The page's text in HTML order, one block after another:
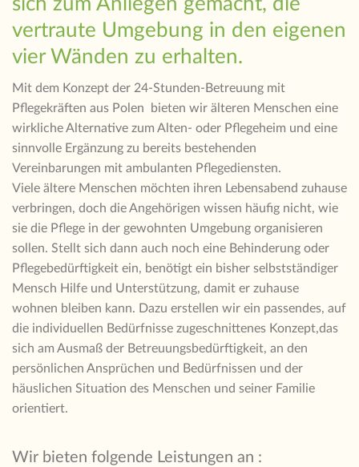
vertraute Umgebung in den eigenen
vier Wänden zu erhalten.
Mit dem Konzept der 24-Stunden-Betreuung mit
Pflegekräften aus Polen bieten wir älteren Menschen eine
wirkliche Alternative zum Alten- oder Pflegeheim und eine
sinnvolle Ergänzung zu bereits bestehenden
Vereinbarungen mit ambulanten Pflegediensten.
Viele ältere Menschen möchten ihren Lebensabend zuhause
verbringen, doch die Angehörigen wissen häufig nicht, wie
sie die Pflege in der gewohnten Umgebung organisieren
sollen. Stellt sich dann auch noch eine Behinderung oder
Pflegebedürftigkeit ein, benötigt ein bisher selbstständiger
Mensch Hilfe und Unterstützung, damit er zuhause
wohnen bleiben kann. Dazu erstellen wir ein passendes, auf
die individuellen Bedürfnisse zugeschnittenes Konzept,das
sich am Ausmaß der Betreuungsbedürftigkeit, an den
persönlichen Ansprüchen und Bedürfnissen und der
häuslichen Situation des Menschen und seiner Familie
orientiert.
Wir bieten folgende Leistungen an :